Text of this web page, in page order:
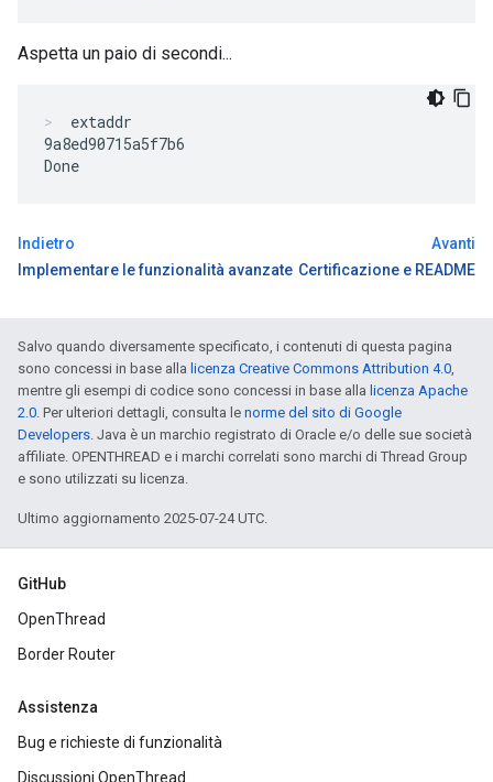
Aspetta un paio di secondi...
extaddr
9a8ed90715a5f7b6
Indietro
Implementare le funzionalità avanzate
Avanti
Certificazione e README
Salvo quando diversamente specificato, i contenuti di questa pagina
sono concessi in base alla licenza Creative Commons Attribution 4.0,
mentre gli esempi di codice sono concessi in base alla licenza Apache
2.0. Per ulteriori dettagli, consulta le norme del sito di Google
Developers. Java è un marchio registrato di Oracle e/o delle sue società
affiliate. OPENTHREAD e i marchi correlati sono marchi di Thread Group
e sono utilizzati su licenza.
Ultimo aggiornamento 2025-07-24 UTC.
GitHub
OpenThread
Border Router
Assistenza
Bug e richieste di funzionalità
Discussioni OpenThread